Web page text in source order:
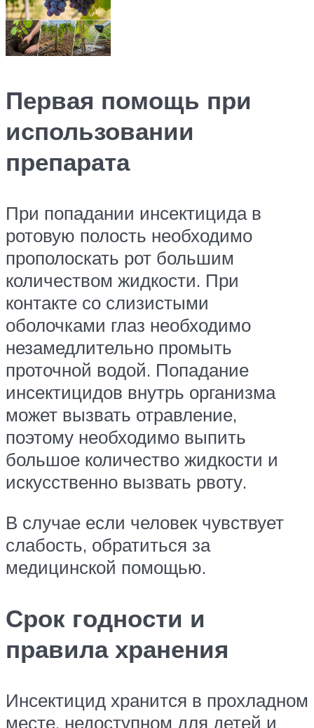
Первая помощь при
использовании
препарата
При попадании инсектицида в
ротовую полость необходимо
прополоскать рот большим
количеством жидкости. При
контакте со слизистыми
оболочками глаз необходимо
незамедлительно промыть
проточной водой. Попадание
инсектицидов внутрь организма
может вызвать отравление,
поэтому необходимо выпить
большое количество жидкости и
искусственно вызвать рвоту.
В случае если человек чувствует
слабость, обратиться за
медицинской помощью.
Срок годности и
правила хранения
Инсектицид хранится в прохладном
месте, недоступном для детей и